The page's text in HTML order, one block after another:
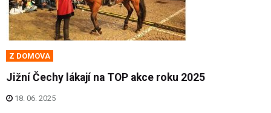
Z DOMOVA
Jižní Čechy lákají na TOP akce roku 2025
18. 06. 2025